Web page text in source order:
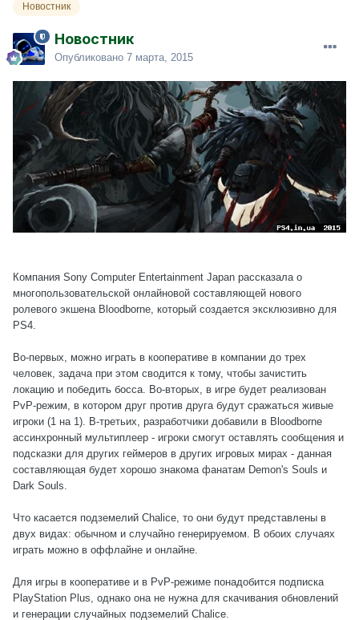
Новостник
Новостник
Опубликовано 7 марта, 2015
Компания Sony Computer Entertainment Japan рассказала о
многопользовательской онлайновой составляющей нового
ролевого экшена Bloodborne, который создается эксклюзивно для
PS4.
Во-первых, можно играть в кооперативе в компании до трех
человек, задача при этом сводится к тому, чтобы зачистить
локацию и победить босса. Во-вторых, в игре будет реализован
PvP-режим, в котором друг против друга будут сражаться живые
игроки (1 на 1). В-третьих, разработчики добавили в Bloodborne
ассинхронный мультиплеер - игроки смогут оставлять сообщения и
подсказки для других геймеров в других игровых мирах - данная
составляющая будет хорошо знакома фанатам Demon's Souls и
Dark Souls.
Что касается подземелий Chalice, то они будут представлены в
двух видах: обычном и случайно генерируемом. В обоих случаях
играть можно в оффлайне и онлайне.
Для игры в кооперативе и в PvP-режиме понадобится подписка
PlayStation Plus, однако она не нужна для скачивания обновлений
и генерации случайных подземелий Chalice.